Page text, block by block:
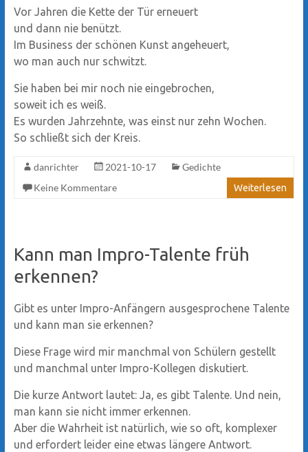
Vor Jahren die Kette der Tür erneuert
und dann nie benützt.
Im Business der schönen Kunst angeheuert,
wo man auch nur schwitzt.
Sie haben bei mir noch nie eingebrochen,
soweit ich es weiß.
Es wurden Jahrzehnte, was einst nur zehn Wochen.
So schließt sich der Kreis.
danrichter 2021-10-17
Gedichte
Keine Kommentare
Weiterlesen
Kann man Impro-Talente früh
erkennen?
Gibt es unter Impro-Anfängern ausgesprochene Talente
und kann man sie erkennen?
Diese Frage wird mir manchmal von Schülern gestellt
und manchmal unter Impro-Kollegen diskutiert.
Die kurze Antwort lautet: Ja, es gibt Talente. Und nein,
man kann sie nicht immer erkennen.
Aber die Wahrheit ist natürlich, wie so oft, komplexer
und erfordert leider eine etwas längere Antwort.